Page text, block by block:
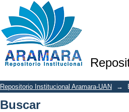
Buscar
Repositorio Institucional Aramara-UAN →
Buscar